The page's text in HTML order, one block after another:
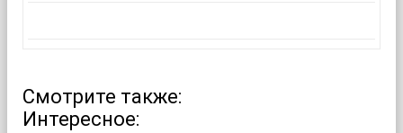
Смотрите также:
Интересное: